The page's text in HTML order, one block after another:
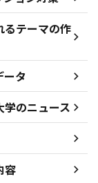
るテーマの作
タ
のニュース
容